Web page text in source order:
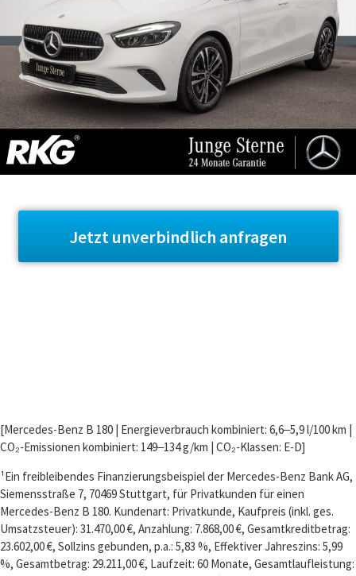
Jetzt unverbindlich anfragen
[Mercedes-Benz B 180 | Energieverbrauch kombiniert: 6,6‒5,9 l/100 km |
CO₂-Emissionen kombiniert: 149‒134 g/km | CO₂-Klassen: E-D]
¹Ein freibleibendes Finanzierungsbeispiel der Mercedes-Benz Bank AG,
Siemensstraße 7, 70469 Stuttgart, für Privatkunden für einen
Mercedes-Benz B 180. Kundenart: Privatkunde, Kaufpreis (inkl. ges.
Umsatzsteuer): 31.470,00 €, Anzahlung: 7.868,00 €, Gesamtkreditbetrag:
23.602,00 €, Sollzins gebunden, p.a.: 5,83 %, Effektiver Jahreszins: 5,99
%, Gesamtbetrag: 29.211,00 €, Laufzeit: 60 Monate, Gesamtlaufleistung: